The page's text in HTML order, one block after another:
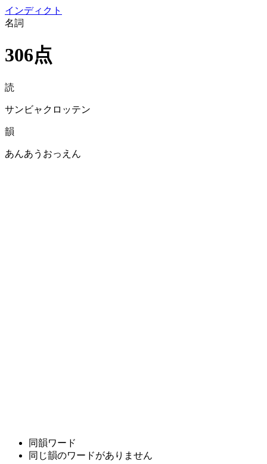
インディクト
名詞
306点
読
サンビャクロッテン
韻
あんあうおっえん
同韻ワード
同じ韻のワードがありません